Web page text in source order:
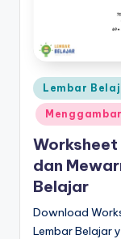
Posted
in
Lembar
dan
Belajar
Download
Lembar Belajar